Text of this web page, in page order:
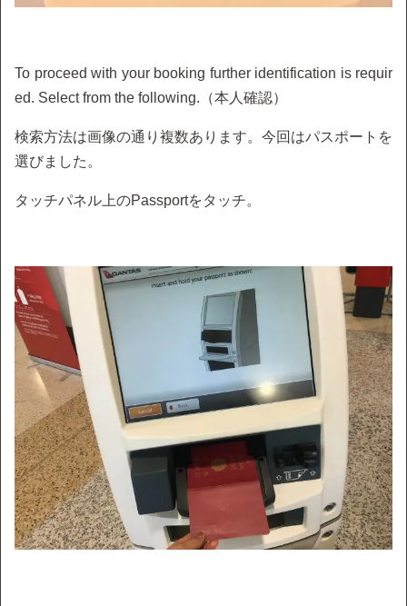
To proceed with your booking further identification is requir
ed. Select from the following.（本人確認）
検索方法は画像の通り複数あります。今回はパスポートを
選びました。
タッチパネル上のPassportをタッチ。